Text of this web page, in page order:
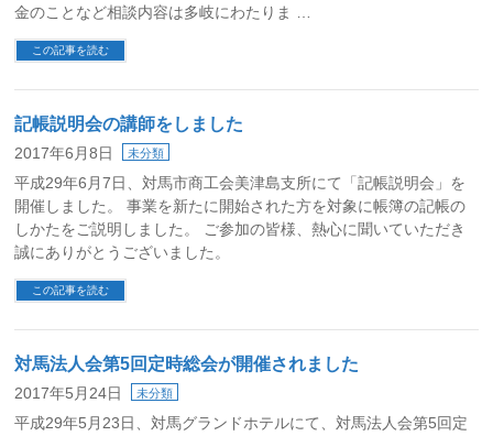
金のことなど相談内容は多岐にわたりま …
この記事を読む
記帳説明会の講師をしました
2017年6月8日 未分類
平成29年6月7日、対馬市商工会美津島支所にて「記帳説明会」を
開催しました。 事業を新たに開始された方を対象に帳簿の記帳の
しかたをご説明しました。 ご参加の皆様、熱心に聞いていただき
誠にありがとうございました。
この記事を読む
対馬法人会第5回定時総会が開催されました
2017年5月24日 未分類
平成29年5月23日、対馬グランドホテルにて、対馬法人会第5回定